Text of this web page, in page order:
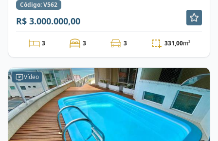
Código: V562
R$ 3.000.000,00
3 3 3 331,00m²
Vídeo